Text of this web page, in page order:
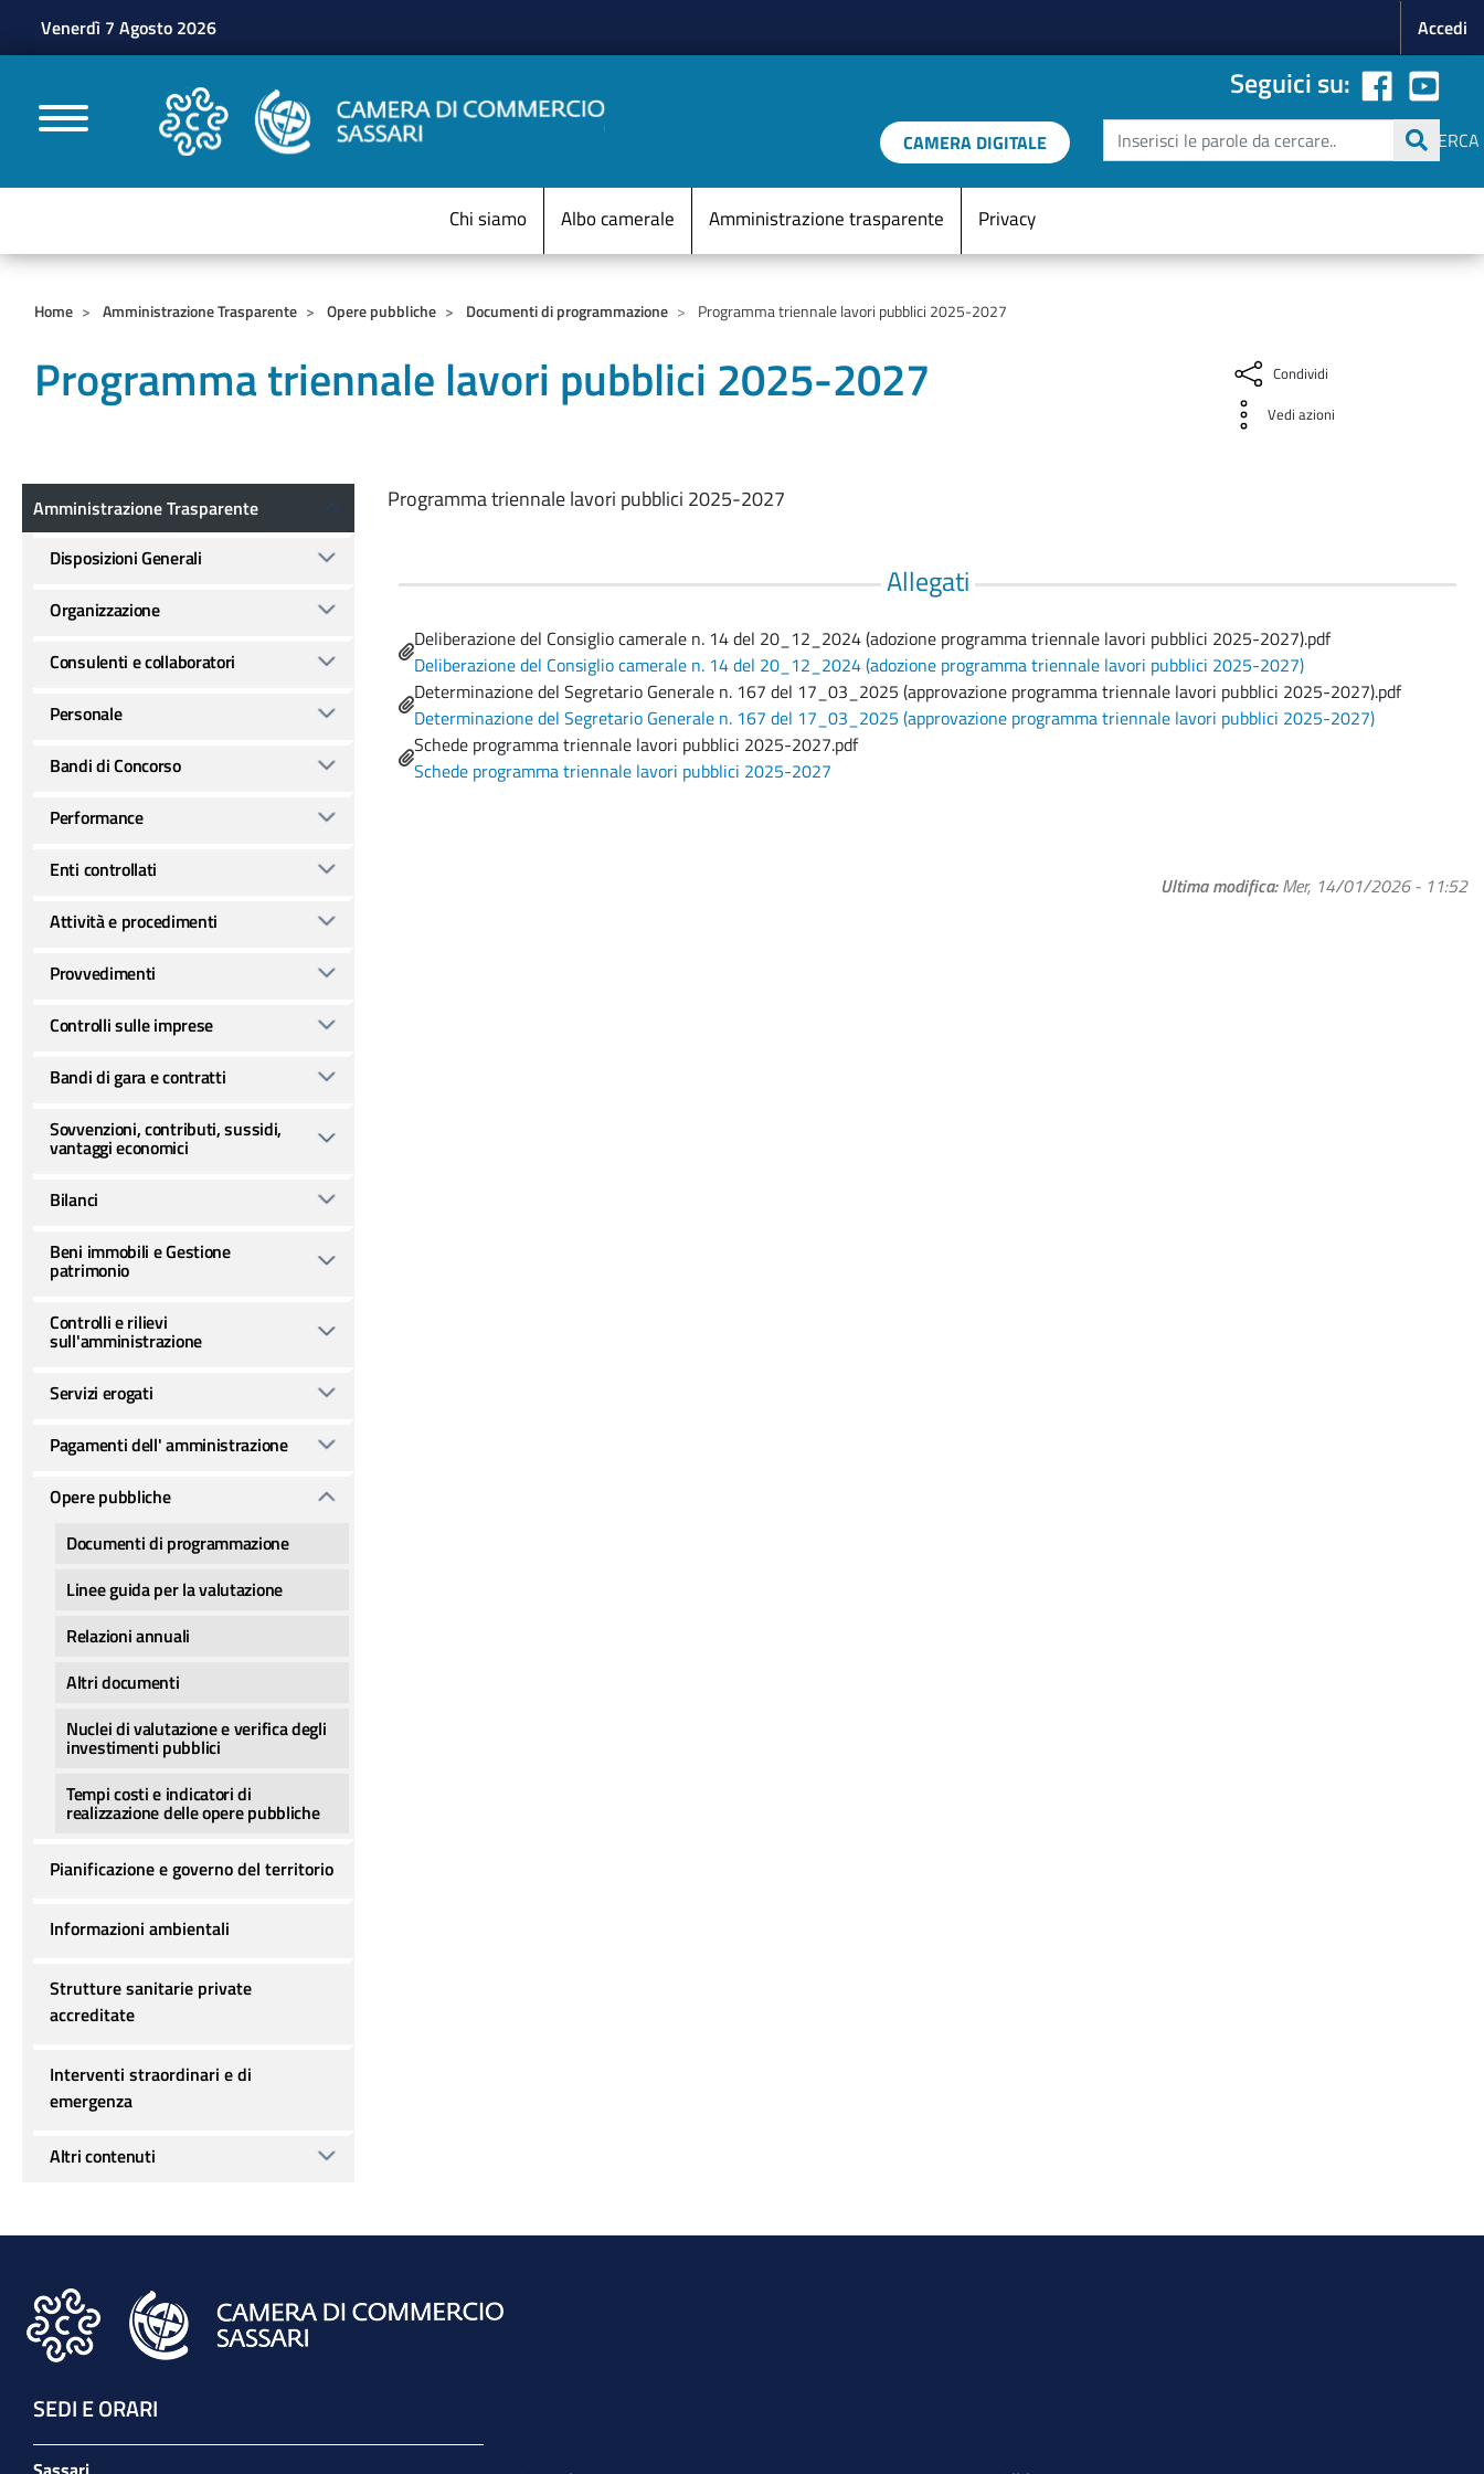
Venerdì 7 Agosto 2026 Accedi
CAMERE DI COMMERCIO D'ITALIA
Seguici su:
CAMERA DIGITALE Cerca
CERCA
Menu Statico
Chi siamo Albo camerale Amministrazione trasparente Privacy
Home Amministrazione Trasparente Opere pubbliche Documenti di programmazione Programma triennale lavori pubblici 2025-2027
Programma triennale lavori pubblici 2025-2027
Condividi
Vedi azioni
Programma triennale lavori pubblici 2025-2027
Allegati
Name
Deliberazione del Consiglio camerale n. 14 del 20_12_2024 (adozione programma triennale lavori pubblici 2025-2027).pdf
File
Deliberazione del Consiglio camerale n. 14 del 20_12_2024 (adozione programma triennale lavori pubblici 2025-2027)
Name
Determinazione del Segretario Generale n. 167 del 17_03_2025 (approvazione programma triennale lavori pubblici 2025-2027).pdf
File
Determinazione del Segretario Generale n. 167 del 17_03_2025 (approvazione programma triennale lavori pubblici 2025-2027)
Name
Schede programma triennale lavori pubblici 2025-2027.pdf
File
Schede programma triennale lavori pubblici 2025-2027
Ultima modifica Mer, 14/01/2026 - 11:52
Amministrazione Trasparente
Amministrazione Trasparente
Disposizioni Generali
Organizzazione
Consulenti e collaboratori
Personale
Bandi di Concorso
Performance
Enti controllati
Attività e procedimenti
Provvedimenti
Controlli sulle imprese
Bandi di gara e contratti
Sovvenzioni, contributi, sussidi,
vantaggi economici
Bilanci
Beni immobili e Gestione
patrimonio
Controlli e rilievi
sull'amministrazione
Servizi erogati
Pagamenti dell' amministrazione
Opere pubbliche
Documenti di programmazione
Linee guida per la valutazione
Relazioni annuali
Altri documenti
Nuclei di valutazione e verifica degli
investimenti pubblici
Tempi costi e indicatori di
realizzazione delle opere pubbliche
Pianificazione e governo del territorio
Informazioni ambientali
Strutture sanitarie private
accreditate
Interventi straordinari e di
emergenza
Altri contenuti
SEDI E ORARI